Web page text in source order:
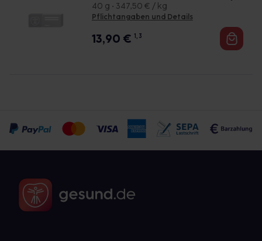
40 g • 347,50 € / kg
Pflichtangaben und Details
13,90 € 1, 3